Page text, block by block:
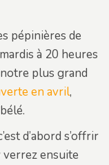
pépinières de
à 20 heures
plus grand
en avril,
d’abord s’offrir
verrez ensuite